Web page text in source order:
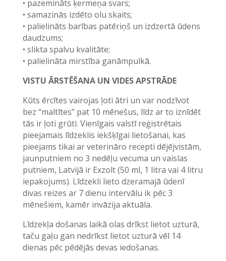
• pazemināts ķermeņa svars;
• samazinās izdēto olu skaits;
• palielināts barības patēriņš un izdzertā ūdens
daudzums;
• slikta spalvu kvalitāte;
• palielināta mirstība ganāmpulkā.
VISTU ĀRSTĒŠANA UN VIDES APSTRĀDE
Kūts ērcītes vairojas ļoti ātri un var nodzīvot
bez “maltītes” pat 10 mēnešus, līdz ar to iznīdēt
tās ir ļoti grūti. Vienīgais valstī reģistrētais
pieejamais līdzeklis iekšķīgai lietošanai, kas
pieejams tikai ar veterināro recepti dējējvistām,
jaunputniem no 3 nedēļu vecuma un vaislas
putniem, Latvijā ir Exzolt (50 ml, 1 litra vai 4 litru
iepakojums). Līdzekli lieto dzeramajā ūdenī
divas reizes ar 7 dienu intervālu ik pēc 3
mēnešiem, kamēr invāzija aktuāla.
Līdzekļa došanas laikā olas drīkst lietot uzturā,
taču gaļu gan nedrīkst lietot uzturā vēl 14
dienas pēc pēdējās devas iedošanas.